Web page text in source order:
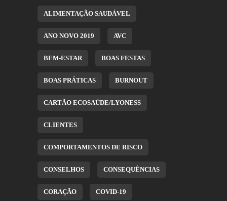
ALIMENTAÇÃO SAUDÁVEL
ANO NOVO 2019 AVC
BEM-ESTAR BOAS FESTAS
BOAS PRÁTICAS BURNOUT
CARTÃO ECOSAÚDE/LYONESS
CLIENTES
COMPORTAMENTOS DE RISCO
CONSELHOS CONSEQUÊNCIAS
CORAÇÃO COVID-19